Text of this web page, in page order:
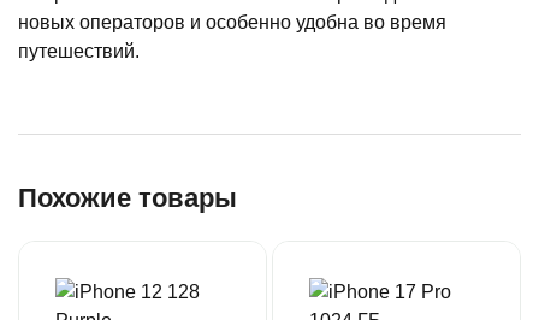
новых операторов и особенно удобна во время
путешествий.
Похожие товары